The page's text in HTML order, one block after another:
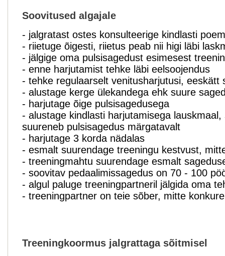
Soovitused algajale
- jalgratast ostes konsulteerige kindlasti
- riietuge õigesti, riietus peab nii higi läbi
- jälgige oma pulsisagedust esimesest
- enne harjutamist tehke läbi eelsoojendus
- tehke regulaarselt venitusharjutusi, eeskätt
- alustage kerge ülekandega ehk suure
- harjutage õige pulsisagedusega
- alustage kindlasti harjutamisega
suureneb pulsisagedus märgatavalt
- harjutage 3 korda nädalas
- esmalt suurendage treeningu kestvust,
- treeningmahtu suurendage esmalt
- soovitav pedaalimissagedus on 70 - 100
- algul paluge treeningpartneril jälgida oma
- treeningpartner on teie sõber, mitte
Treeningkoormus jalgrattaga sõitmisel